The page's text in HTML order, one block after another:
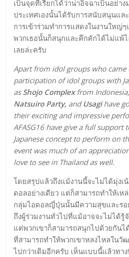
เป็นจุดที่เรียกได้ว่าน่าอิจฉาเป็นอย่า
ประเทศเองนั้นได้รับการสนับสนุนแล
การเข้าร่วมทำการแสดงในงานใหญ่
พวกเธอนั้นก็สนุกและคึกคักได้ไม่แพ้
เลยล่ะครับ
Apart from idol groups who came
participation of idol groups with
as Shojo Complexfrom Indonesia,
Natsuiro Party, and Usagihave
their exciting and impressive
AFASG16 have give a full
Japanese concept to perform on
event was much of an
love to see in Thailand as well.
โดยสรุปแล้วถึงแม้งานนี้จะไม่ได้มุ่งเ
ดอลอย่างเดียว แต่ก็สามารถทำให้เห
กลุ่มไอดอลญี่ปุ่นนั้นมีความสุขและร
ถึงผู้ร่วมงานทั่วไปที่แม้อาจจะไม่ได้รู้
แต่พวกเขาก็สามารถสนุกไปด้วยกัน
ที่สามารถทำให้พวกเขาหลงไหลใน
ไปกว่าเดิมอีกครับ เห็นแบบนี้แล้วทา